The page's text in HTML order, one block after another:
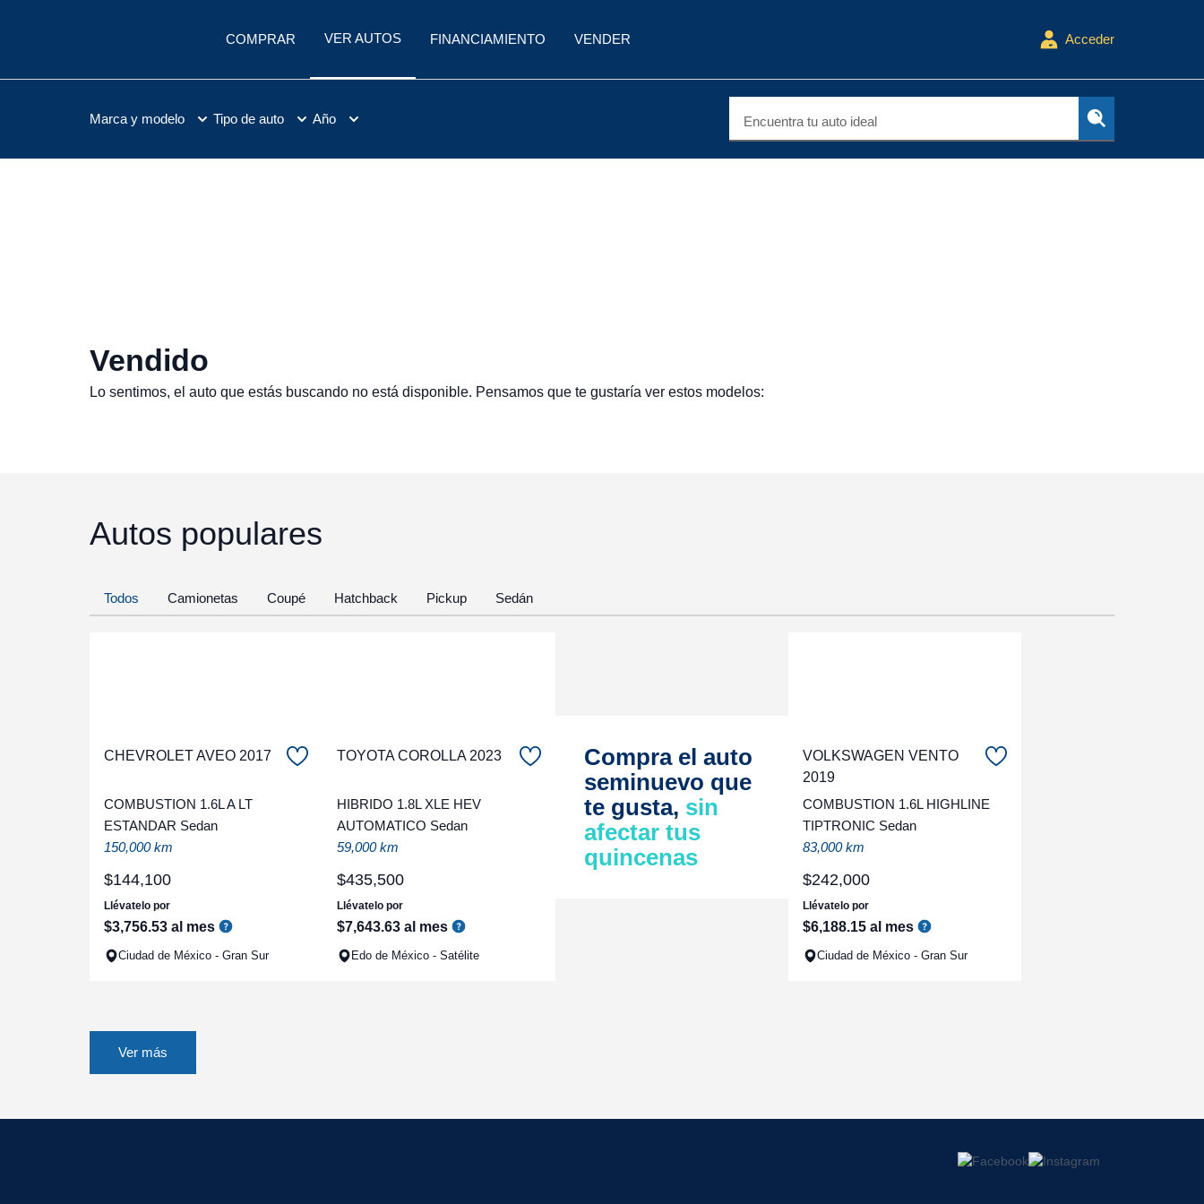
COMPRAR VER AUTOS FINANCIAMIENTO VENDER Acceder
Marca y modelo Tipo de auto Año Encuentra tu auto ideal
Vendido
Lo sentimos, el auto que estás buscando no está disponible. Pensamos que te gustaría ver estos modelos:
Autos populares
Todos Camionetas Coupé Hatchback Pickup Sedán
CHEVROLET AVEO 2017
COMBUSTION 1.6L A LT
ESTANDAR Sedan
150,000 km
$144,100
Llévatelo por
$3,756.53 al mes
Ciudad de México - Gran Sur
TOYOTA COROLLA 2023
HIBRIDO 1.8L XLE HEV
AUTOMATICO Sedan
59,000 km
$435,500
Llévatelo por
$7,643.63 al mes
Edo de México - Satélite
Compra el auto
seminuevo que
te gusta, sin
afectar tus
quincenas
VOLKSWAGEN VENTO
2019
COMBUSTION 1.6L HIGHLINE
TIPTRONIC Sedan
83,000 km
$242,000
Llévatelo por
$6,188.15 al mes
Ciudad de México - Gran Sur
Ver más